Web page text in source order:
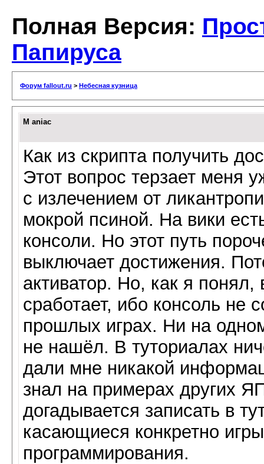
Полная Версия:
Папируса
Форум fallout.ru > Небесная кузница
M aniac
Как из скрипта получить
Этот вопрос терзает меня
с излечением от
мокрой псиной. На вики
консоли. Но этот путь
выключает достижения.
активатор. Но, как я
сработает, ибо консоль не
прошлых играх. Ни на
не нашёл. В туториалах
дали мне никакой
знал на примерах других
догадывается записать в
касающиеся конкретно
программирования.